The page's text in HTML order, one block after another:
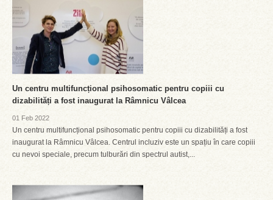
Un centru multifuncțional psihosomatic pentru copiii cu
dizabilități a fost inaugurat la Râmnicu Vâlcea
01 Feb 2022
Un centru multifuncțional psihosomatic pentru copiii cu dizabilități a fost
inaugurat la Râmnicu Vâlcea. Centrul incluziv este un spațiu în care copiii
cu nevoi speciale, precum tulburări din spectrul autist,...